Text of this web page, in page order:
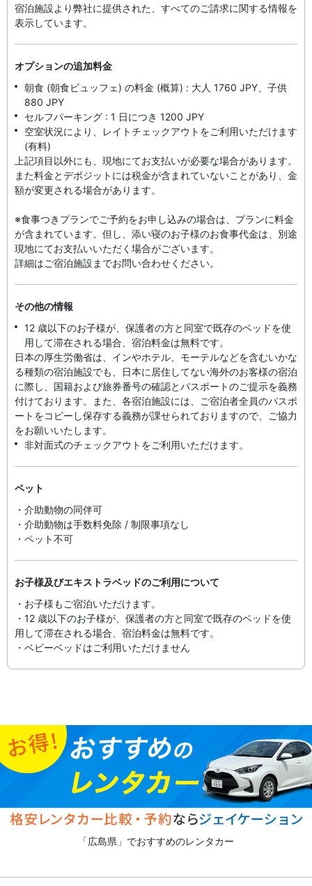
宿泊施設より弊社に提供された、すべてのご請求に関する情報を
表示しています。
オプションの追加料金
朝食 (朝食ビュッフェ) の料金 (概算) : 大人 1760 JPY、子供
880 JPY
セルフパーキング : 1 日につき 1200 JPY
空室状況により、レイトチェックアウトをご利用いただけます
(有料)
上記項目以外にも、現地にてお支払いが必要な場合があります。
また料金とデポジットには税金が含まれていないことがあり、金
額が変更される場合があります。
※食事つきプランでご予約をお申し込みの場合は、プランに料金
が含まれています。但し、添い寝のお子様のお食事代金は、別途
現地にてお支払いいただく場合がございます。
詳細はご宿泊施設までお問い合わせください。
その他の情報
12 歳以下のお子様が、保護者の方と同室で既存のベッドを使
用して滞在される場合、宿泊料金は無料です。
日本の厚生労働省は、インやホテル、モーテルなどを含むいかな
る種類の宿泊施設でも、日本に​居住してない海外のお客様の宿泊
に際し、国籍および旅券番号の確認とパスポートのご提示を義務
付け​ております。また、各宿泊施設には、ご宿泊者全員のパスポ
ートをコピーし保存する義務が課せられておりますの​で、ご協力
をお願いいたします。
非対面式のチェックアウトをご利用いただけます。
ペット
・介助動物の同伴可
・介助動物は手数料免除 / 制限事項なし
・ペット不可
お子様及びエキストラベッドのご利用について
・お子様もご宿泊いただけます。
・12 歳以下のお子様が、保護者の方と同室で既存のベッドを使
用して滞在される場合、宿泊料金は無料です。
・ベビーベッドはご利用いただけません
「広島県」でおすすめのレンタカー